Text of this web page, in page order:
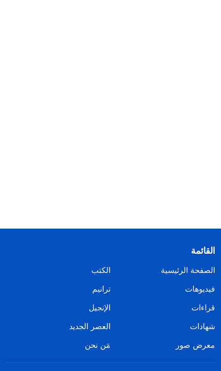
القائمة
الصفحة الرئيسية
الكتب
فيديوهات
ترانيم
قراءات
الإنجيل
شهادات
العصر الجديد
معرض صور
مَن نحن